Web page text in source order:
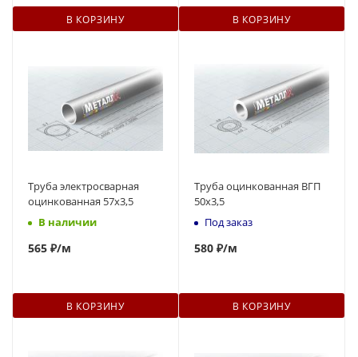
В КОРЗИНУ В КОРЗИНУ
Труба электросварная
оцинкованная 57х3,5
В наличии
565 ₽/м
В КОРЗИНУ
Труба оцинкованная ВГП
50x3,5
Под заказ
580 ₽/м
В КОРЗИНУ